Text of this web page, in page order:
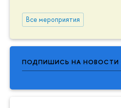
Все мероприятия
ПОДПИШИСЬ НА НОВОСТИ